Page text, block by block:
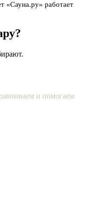
«Сауна.ру» работает
и помогаем